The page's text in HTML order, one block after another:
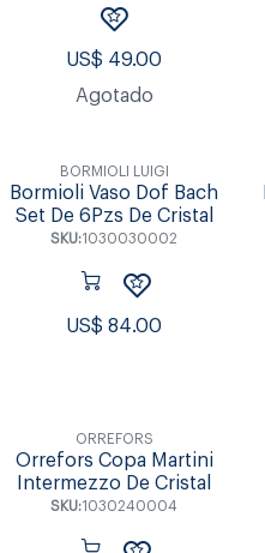
US$ 49.00
Agotado
BORMIOLI LUIGI
Bormioli Vaso Dof Bach
Set De 6Pzs De Cristal
SKU:1030030002
US$84.00
ORREFORS
Orrefors Copa Martini
Intermezzo De Cristal
SKU:1030240004